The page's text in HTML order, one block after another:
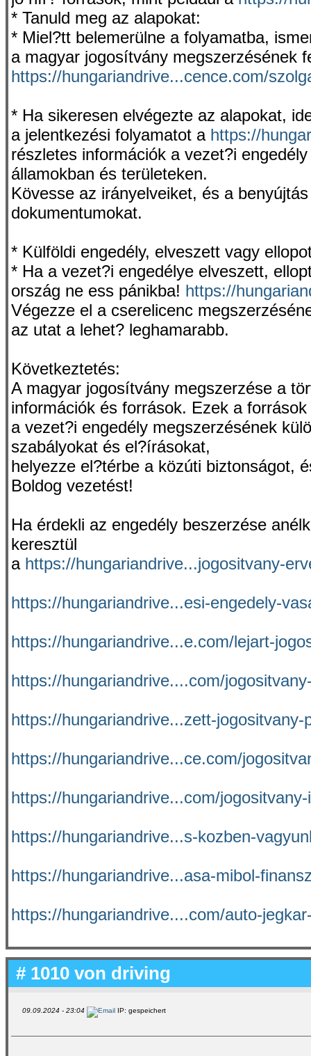
* Tanuld meg az alapokat:
* Miel?tt belemerülne a folyamatba,
a magyar jogosítvány megszerzésének
https://hungariandrive...cence.com/
* Ha sikeresen elvégezte az alapokat,
a jelentkezési folyamatot a https://
részletes információk a vezet?i
államokban és területeken.
Kövesse az irányelveiket, és a
dokumentumokat.
* Külföldi engedély, elveszett vagy
* Ha a vezet?i engedélye elveszett,
ország ne ess pánikba! https://
Végezze el a cserelicenc
az utat a lehet? leghamarabb.
Következtetés:
A magyar jogosítvány megszerzése a
információk és források. Ezek a
a vezet?i engedély megszerzésének
szabályokat és el?írásokat,
helyezze el?térbe a közúti biztonságot,
Boldog vezetést!
Ha érdekli az engedély beszerzése
keresztül
a https://hungariandrive...jogositvany-
https://hungariandrive...esi-engedely-
https://hungariandrive...e.com/lejart-
https://hungariandrive....com/
https://hungariandrive...zett-jogositvany-
https://hungariandrive...ce.com/
https://hungariandrive...com/
https://hungariandrive...s-kozben-
https://hungariandrive...asa-mibol-
https://hungariandrive....com/auto-
# 1010 von driving
09.09.2024 - 23:04 IP: gespeichert